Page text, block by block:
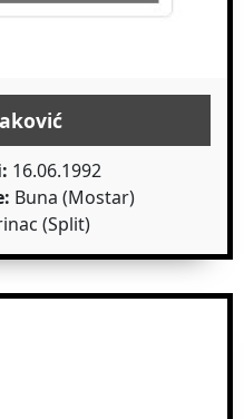
16.06.1992
Buna (Mostar)
(Split)